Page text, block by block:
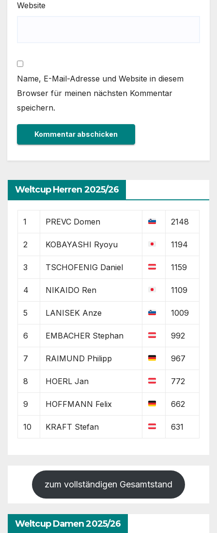
Website
Name, E-Mail-Adresse und Website in diesem
Browser für meinen nächsten Kommentar
speichern.
Weltcup Herren 2025/26
1 PREVC Domen 2148
2 KOBAYASHI Ryoyu 1194
3 TSCHOFENIG Daniel 1159
4 NIKAIDO Ren 1109
5 LANISEK Anze 1009
6 EMBACHER Stephan 992
7 RAIMUND Philipp 967
8 HOERL Jan 772
9 HOFFMANN Felix 662
10 KRAFT Stefan 631
zum vollständigen Gesamtstand
Weltcup Damen 2025/26